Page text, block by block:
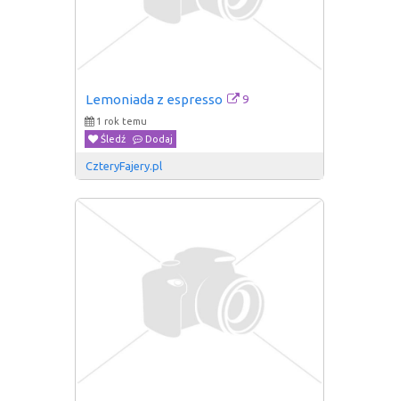
Lemoniada z espresso 9
1 rok temu
Śledź
Dodaj
CzteryFajery.pl